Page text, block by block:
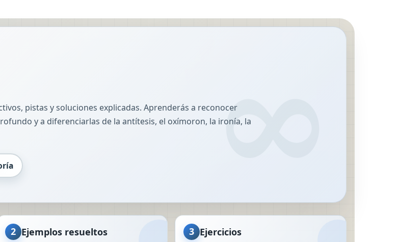
pistas y soluciones explicadas. Aprenderás a reconocer
y a diferenciarlas de la antítesis, el oxímoron, la ironía, la
2 Ejemplos resueltos 3 Ejercicios